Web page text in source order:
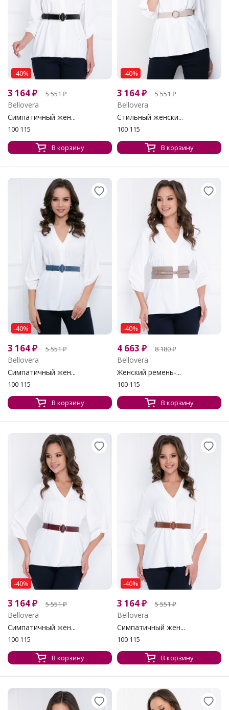
-40%
3 164₽ 5 551₽
Bellovera
Симпатичный жен...
100 115
В корзину
-40%
3 164₽ 5 551₽
Bellovera
Стильный женски...
100 115
В корзину
-40%
3 164₽ 5 551₽
Bellovera
Симпатичный жен...
100 115
В корзину
-40%
4 663 ₽ 8 180₽
Bellovera
Женский ремень-...
100 115
В корзину
-40%
3 164₽ 5 551₽
Bellovera
Симпатичный жен...
100 115
В корзину
-40%
3 164₽ 5 551₽
Bellovera
Симпатичный жен...
100 115
В корзину